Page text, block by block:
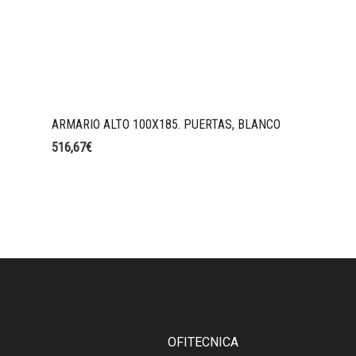
ARMARIO ALTO 100X185. PUERTAS, BLANCO
516,67€
OFITECNICA